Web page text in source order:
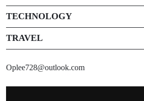
TECHNOLOGY
TRAVEL
Oplee728@outlook.com